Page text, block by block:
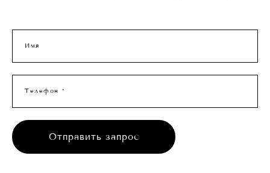
Имя
Телефон *
Отправить запрос